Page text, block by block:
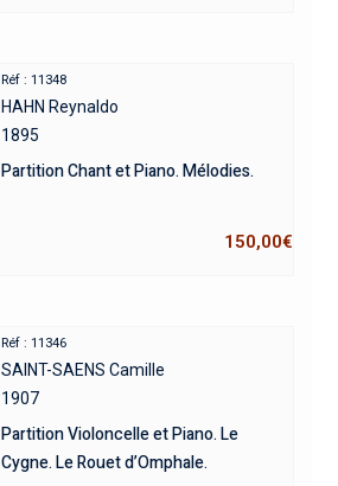
Réf : 11348
HAHN Reynaldo
1895
Partition Chant et Piano. Mélodies.
150,00€
Réf : 11346
SAINT-SAENS Camille
1907
Partition Violoncelle et Piano. Le
Cygne. Le Rouet d’Omphale.